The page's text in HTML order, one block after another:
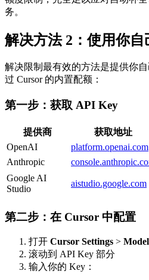
务。
解决方法 2：使用你
解决限制最有效的方法是提供你
过 Cursor 的内置配额：
第一步：获取 API Key
提供商 获取地址
OpenAI
platform.openai.com
Anthropic
Google AI
Studio
aistudio.google.com
第二步：在 Cursor 中配置
打开 Cursor Settings >
滚动到 API Key 部分
输入你的 Key：